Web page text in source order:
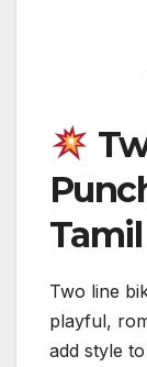
Tamil
Two line
playful,
add style